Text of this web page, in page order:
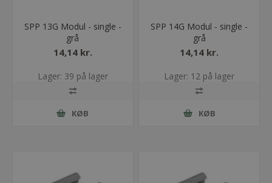
SPP 13G Modul - single -
grå
14,14 kr.
Lager: 39 på lager
KØB
SPP 14G Modul - single -
grå
14,14 kr.
Lager: 12 på lager
KØB